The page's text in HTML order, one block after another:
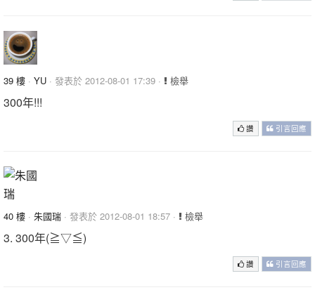
39 樓 · YU · 發表於 2012-08-01 17:39 · 檢舉
300年!!!
讚 引言回應
40 樓 · 朱國瑞 · 發表於 2012-08-01 18:57 · 檢舉
3. 300年(≧▽≦)
讚 引言回應